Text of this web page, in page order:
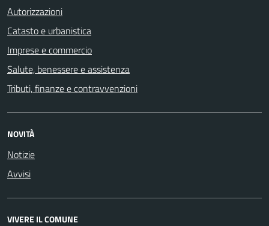
Autorizzazioni
Catasto e urbanistica
Imprese e commercio
Salute, benessere e assistenza
Tributi, finanze e contravvenzioni
NOVITÀ
Notizie
Avvisi
VIVERE IL COMUNE